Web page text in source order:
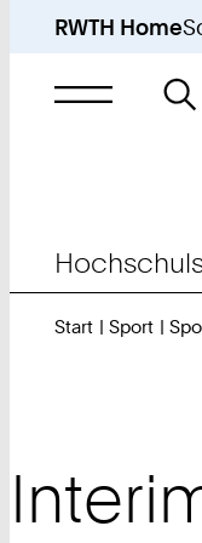
RWTH Home
Suche
nach
Start Sport